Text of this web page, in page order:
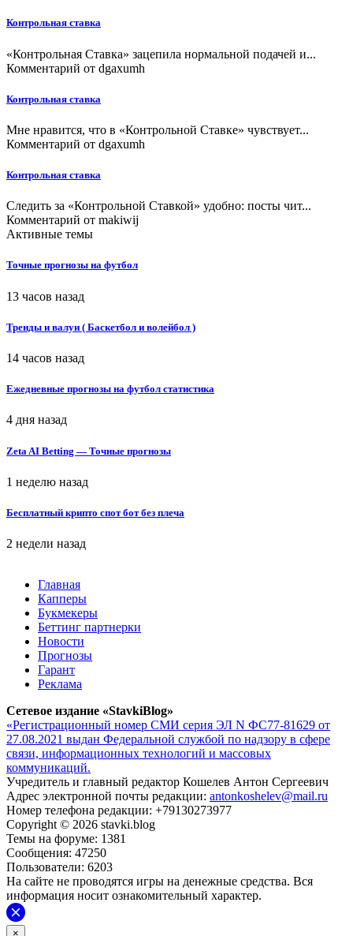
Контрольная ставка
«Контрольная Ставка» зацепила нормальной подачей и...
Комментарий от dgaxumh
Контрольная ставка
Мне нравится, что в «Контрольной Ставке» чувствует...
Комментарий от dgaxumh
Контрольная ставка
Следить за «Контрольной Ставкой» удобно: посты чит...
Комментарий от makiwij
Активные темы
Точные прогнозы на футбол
13 часов назад
Тренды и валуи ( Баскетбол и волейбол )
14 часов назад
Ежедневные прогнозы на футбол статистика
4 дня назад
Zeta AI Betting — Точные прогнозы
1 неделю назад
Бесплатный крипто спот бот без плеча
2 недели назад
Главная
Капперы
Букмекеры
Беттинг партнерки
Новости
Прогнозы
Гарант
Реклама
Сетевое издание «StavkiBlog»
«Регистрационный номер СМИ серия ЭЛ N ФС77-81629 от
27.08.2021 выдан Федеральной службой по надзору в сфере
связи, информационных технологий и массовых
коммуникаций.
Учредитель и главный редактор Кошелев Антон Сергеевич
Адрес электронной почты редакции: antonkoshelev@mail.ru
Номер телефона редакции: +79130273977
Copyright © 2026 stavki.blog
Темы на форуме: 1381
Сообщения: 47250
Пользователи: 6203
На сайте не проводятся игры на денежные средства. Вся
информация носит ознакомительный характер.
×